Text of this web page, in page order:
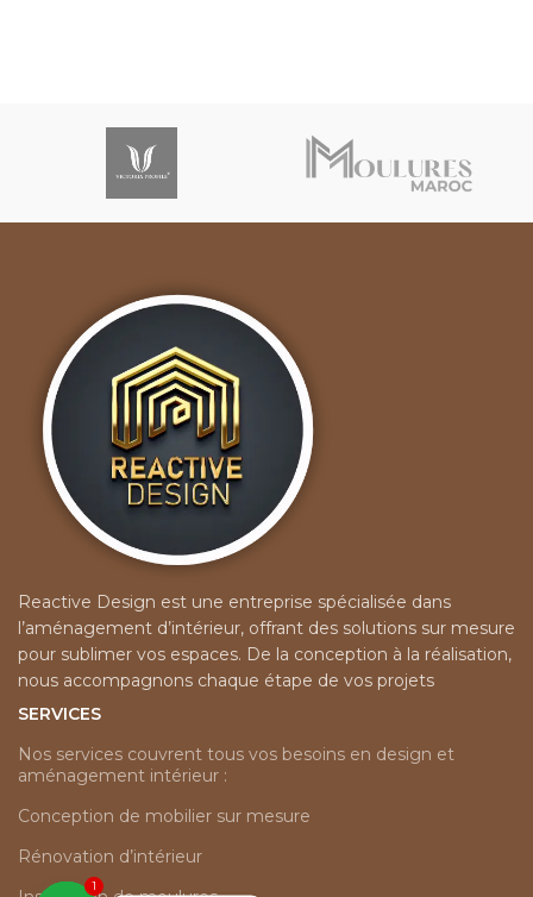
Reactive Design est une entreprise spécialisée dans
l’aménagement d’intérieur, offrant des solutions sur mesure
pour sublimer vos espaces. De la conception à la réalisation,
nous accompagnons chaque étape de vos projets
SERVICES
Nos services couvrent tous vos besoins en design et
aménagement intérieur :
Conception de mobilier sur mesure
Rénovation d’intérieur
1